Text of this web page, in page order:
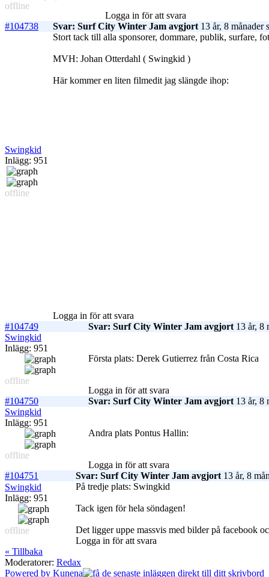
offline
Logga in för att svara
#104738
Svar: Surf City Winter Jam avgjort13 år, 8 månader
Swingkid
Inlägg: 951
offline
Stort tack till alla sponsorer, dommare, publik, surfare,
MVH: Johan Otterdahl ( Swingkid )
Här kommer en liten filmedit jag slängde ihop:
Logga in för att svara
#104749
Svar: Surf City Winter Jam avgjort13 år, 8
Swingkid
Inlägg: 951
offline
Första plats: Derek Gutierrez från Costa Rica
Logga in för att svara
#104750
Svar: Surf City Winter Jam avgjort13 år, 8
Swingkid
Inlägg: 951
offline
Andra plats Pontus Hallin:
Logga in för att svara
#104751
Svar: Surf City Winter Jam avgjort13 år, 8
Swingkid
Inlägg: 951
offline
På tredje plats: Swingkid
Tack igen för hela söndagen!
Det ligger uppe massvis med bilder på facebook
Logga in för att svara
« Tillbaka
Moderatorer: Redax
Powered by Kunena